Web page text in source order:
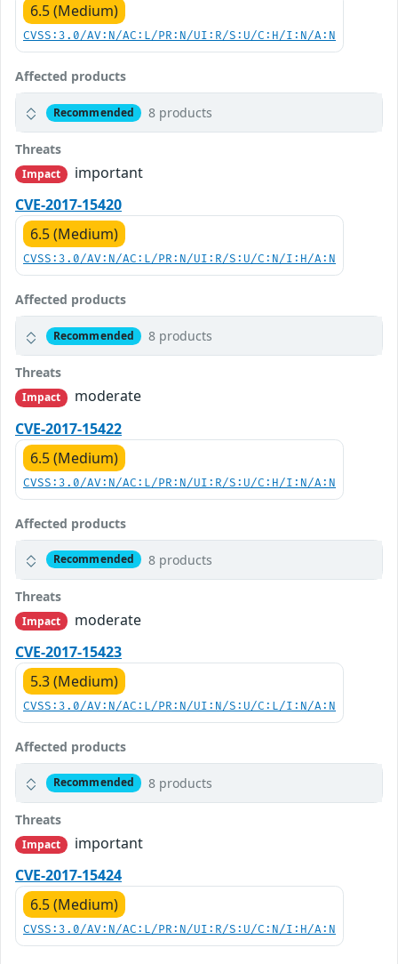
6.5 (Medium)
CVSS:3.0/AV:N/AC:L/PR:N/UI:R/S:U/C:H/I:N/A:N
Affected products
Recommended 8 products
Threats
Impact
important
CVE-2017-15420
6.5 (Medium)
CVSS:3.0/AV:N/AC:L/PR:N/UI:R/S:U/C:N/I:H/A:N
Affected products
Recommended 8 products
Threats
Impact
moderate
CVE-2017-15422
6.5 (Medium)
CVSS:3.0/AV:N/AC:L/PR:N/UI:R/S:U/C:H/I:N/A:N
Affected products
Recommended 8 products
Threats
Impact
moderate
CVE-2017-15423
5.3 (Medium)
CVSS:3.0/AV:N/AC:L/PR:N/UI:N/S:U/C:L/I:N/A:N
Affected products
Recommended 8 products
Threats
Impact
important
CVE-2017-15424
6.5 (Medium)
CVSS:3.0/AV:N/AC:L/PR:N/UI:R/S:U/C:N/I:H/A:N